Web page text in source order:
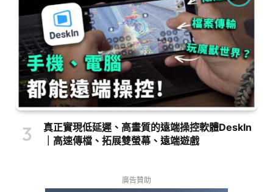
真正實現低延遲、高畫質的遠端操控軟體DeskIn
｜高速傳檔、拓展雙螢幕、遠端遊戲
廣告贊助